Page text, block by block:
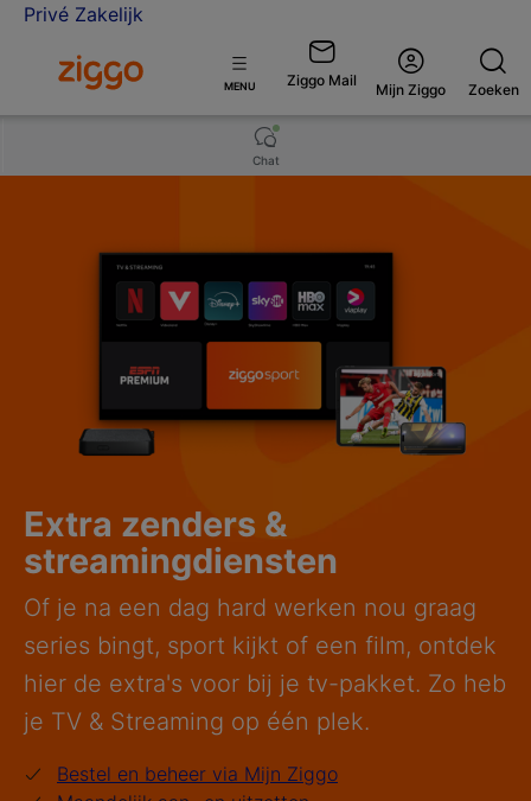
Privé Zakelijk
Ga naar de Ziggo Zakelijk homepage
MENU Ziggo Mail Open
Mijn Ziggo
Zoeken
Extra zenders &
streamingdiensten
Of je na een dag hard werken nou graag
series bingt, sport kijkt of een film, ontdek
hier de extra's voor bij je tv-pakket. Zo heb
je TV & Streaming op één plek.
Bestel en beheer via Mijn Ziggo
Chat